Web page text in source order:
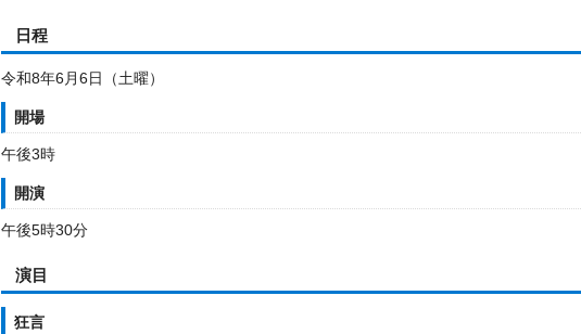
日程
令和8年6月6日（土曜）
開場
午後3時
開演
午後5時30分
演目
狂言